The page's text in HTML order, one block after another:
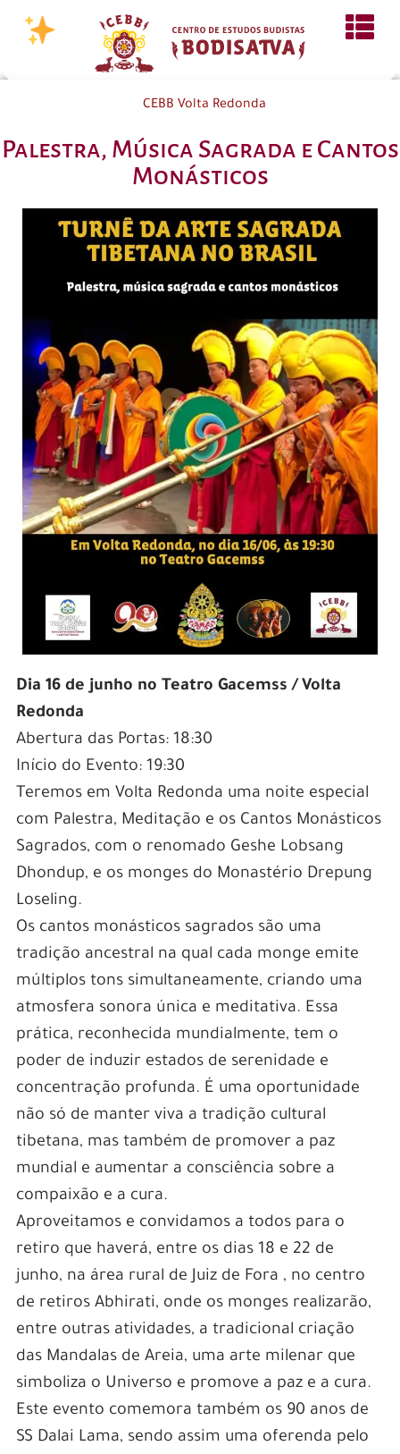
CEBB Volta Redonda
Palestra, Música Sagrada e Cantos
Monásticos
Dia 16 de junho no Teatro Gacemss / Volta
Redonda
Abertura das Portas: 18:30
Início do Evento: 19:30
Teremos em Volta Redonda uma noite especial
com Palestra, Meditação e os Cantos Monásticos
Sagrados, com o renomado Geshe Lobsang
Dhondup, e os monges do Monastério Drepung
Loseling.
Os cantos monásticos sagrados são uma
tradição ancestral na qual cada monge emite
múltiplos tons simultaneamente, criando uma
atmosfera sonora única e meditativa. Essa
prática, reconhecida mundialmente, tem o
poder de induzir estados de serenidade e
concentração profunda. É uma oportunidade
não só de manter viva a tradição cultural
tibetana, mas também de promover a paz
mundial e aumentar a consciência sobre a
compaixão e a cura.
Aproveitamos e convidamos a todos para o
retiro que haverá, entre os dias 18 e 22 de
junho, na área rural de Juiz de Fora , no centro
de retiros Abhirati, onde os monges realizarão,
entre outras atividades, a tradicional criação
das Mandalas de Areia, uma arte milenar que
simboliza o Universo e promove a paz e a cura.
Este evento comemora também os 90 anos de
SS Dalai Lama, sendo assim uma oferenda pelo